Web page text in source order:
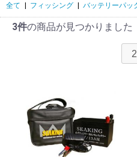
全て | フィッシング | バッテリーパッ
3件の商品が見つかりました